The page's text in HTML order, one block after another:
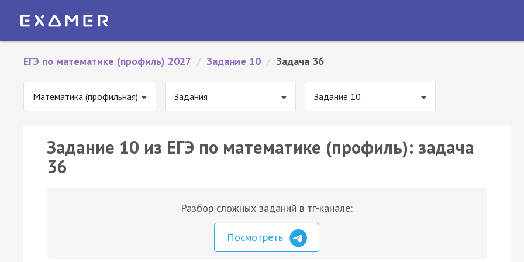
ЕГЭ по математике (профиль) 2027 / Задание 10 / Задача 36
Математика (профильная) Задания Задание 10
Задание 10 из ЕГЭ по математике (профиль): задача
36
Разбор сложных заданий в тг-канале:
Посмотреть